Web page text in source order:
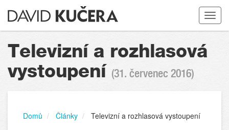
Toggle
Televizní a rozhlasová
vystoupení (31. červenec 2016)
Domů Články Televizní a rozhlasová vystoupení